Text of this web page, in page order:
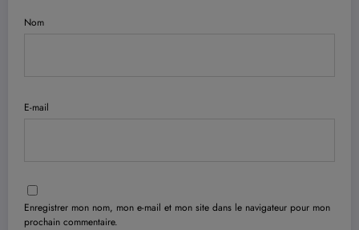
Nom
E-mail
Enregistrer mon nom, mon e-mail et mon site dans le navigateur pour mon
prochain commentaire.